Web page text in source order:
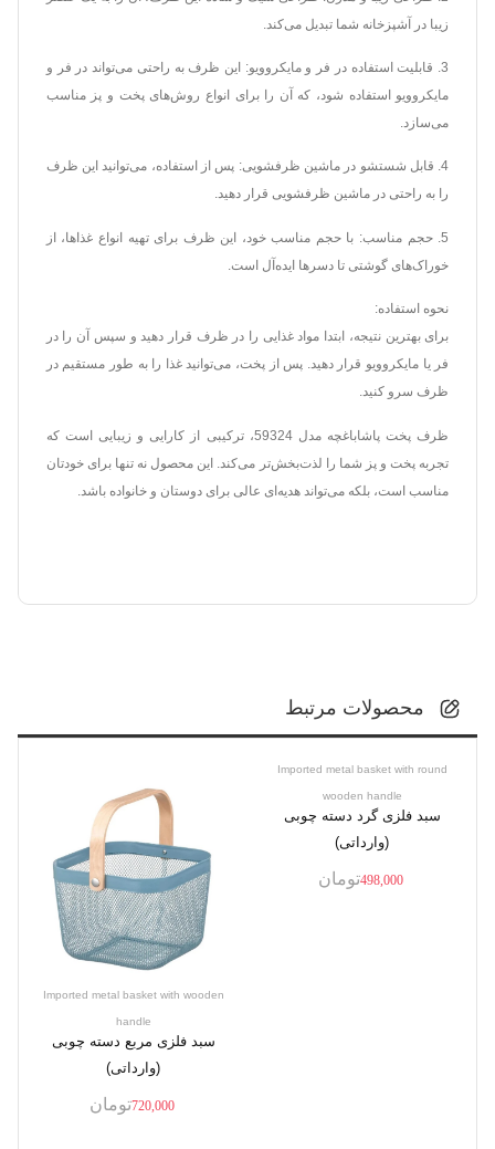
زیبا در آشپزخانه شما تبدیل می‌کند.
3. قابلیت استفاده در فر و مایکروویو: این ظرف به راحتی می‌تواند در فر و
مایکروویو استفاده شود، که آن را برای انواع روش‌های پخت و پز مناسب
می‌سازد.
4. قابل شستشو در ماشین ظرفشویی: پس از استفاده، می‌توانید این ظرف
را به راحتی در ماشین ظرفشویی قرار دهید.
5. حجم مناسب: با حجم مناسب خود، این ظرف برای تهیه انواع غذاها، از
خوراک‌های گوشتی تا دسرها ایده‌آل است.
نحوه استفاده:
برای بهترین نتیجه، ابتدا مواد غذایی را در ظرف قرار دهید و سپس آن را در
فر یا مایکروویو قرار دهید. پس از پخت، می‌توانید غذا را به طور مستقیم در
ظرف سرو کنید.
ظرف پخت پاشاباغچه مدل 59324، ترکیبی از کارایی و زیبایی است که
تجربه پخت و پز شما را لذت‌بخش‌تر می‌کند. این محصول نه تنها برای خودتان
مناسب است، بلکه می‌تواند هدیه‌ای عالی برای دوستان و خانواده باشد.
محصولات مرتبط
Imported metal basket with round
wooden handle
سبد فلزی گرد دسته چوبی
(وارداتی)
498,000 تومان
Imported metal basket with wooden
handle
سبد فلزی مربع دسته چوبی
(وارداتی)
720,000 تومان